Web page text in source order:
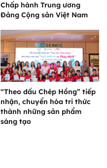
Chấp hành Trung ương
Đảng Cộng sản Việt Nam
“Theo dấu Chép Hồng” tiếp
nhận, chuyển hóa tri thức
thành những sản phẩm
sáng tạo